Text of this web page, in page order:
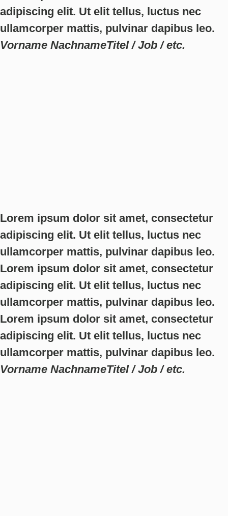
adipiscing elit. Ut elit tellus, luctus nec
ullamcorper mattis, pulvinar dapibus leo.
Vorname NachnameTitel / Job / etc.
Lorem ipsum dolor sit amet, consectetur
adipiscing elit. Ut elit tellus, luctus nec
ullamcorper mattis, pulvinar dapibus leo.
Lorem ipsum dolor sit amet, consectetur
adipiscing elit. Ut elit tellus, luctus nec
ullamcorper mattis, pulvinar dapibus leo.
Lorem ipsum dolor sit amet, consectetur
adipiscing elit. Ut elit tellus, luctus nec
ullamcorper mattis, pulvinar dapibus leo.
Vorname NachnameTitel / Job / etc.